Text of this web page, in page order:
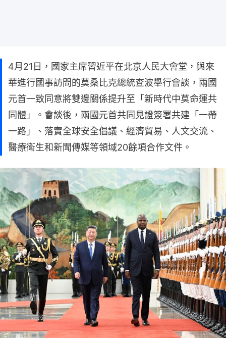
4月21日，國家主席習近平在北京人民大會堂，與來
華進行國事訪問的莫桑比克總統查波舉行會談，兩國
元首一致同意將雙邊關係提升至「新時代中莫命運共
同體」。會談後，兩國元首共同見證簽署共建「一帶
一路」、落實全球安全倡議、經濟貿易、人文交流、
醫療衛生和新聞傳媒等領域20餘項合作文件。